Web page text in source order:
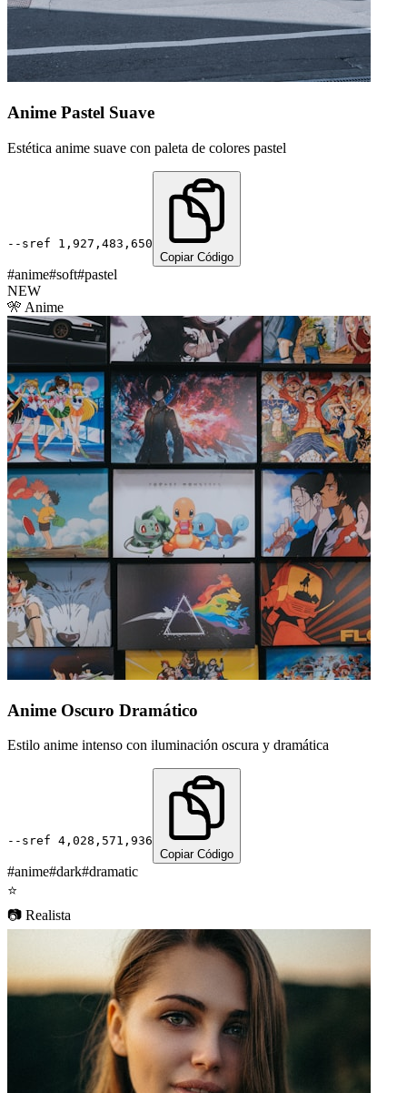
Anime Pastel Suave
Estética anime suave con paleta de colores pastel
--sref 1,927,483,650
Copiar Código
#anime#soft#pastel
NEW
🎌 Anime
Anime Oscuro Dramático
Estilo anime intenso con iluminación oscura y dramática
--sref 4,028,571,936
Copiar Código
#anime#dark#dramatic
⭐
📷 Realista